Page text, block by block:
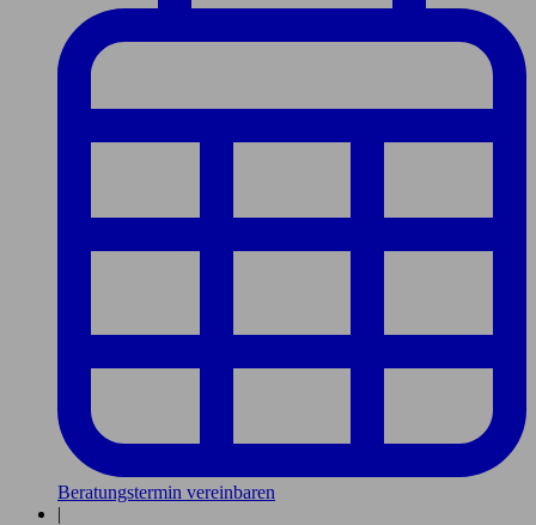
Beratungstermin vereinbaren
|